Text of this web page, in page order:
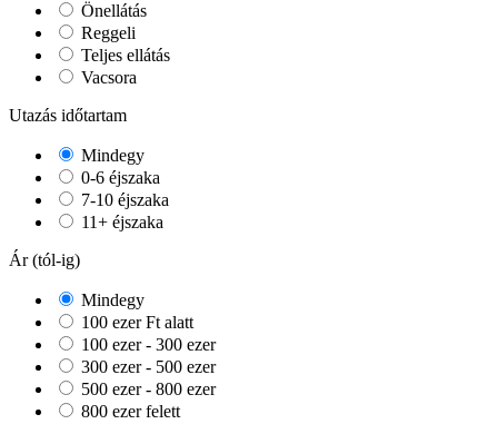
Önellátás
Reggeli
Teljes ellátás
Vacsora
Utazás időtartam
Mindegy
0-6 éjszaka
7-10 éjszaka
11+ éjszaka
Ár (tól-ig)
Mindegy
100 ezer Ft alatt
100 ezer - 300 ezer
300 ezer - 500 ezer
500 ezer - 800 ezer
800 ezer felett